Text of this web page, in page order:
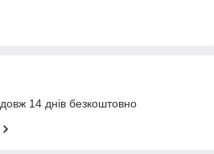
14 днів безкоштовно